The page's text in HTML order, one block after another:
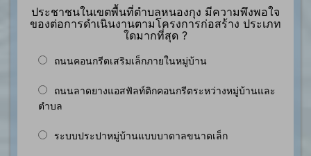
ประชาชนในเขตพื้นที่ตำบลหนองกุง มีความพึงพอใจ
ของต่อการดำเนินงานตามโครงการก่อสร้าง ประเภท
ใดมากที่สุด ?
ถนนคอนกรีตเสริมเล็กภายในหมู่บ้าน
ถนนลาดยางแอสฟัลท์ติกคอนกรีตระหว่างหมู่บ้านและ
ตำบล
ระบบประปาหมู่บ้านแบบบาดาลขนาดเล็ก